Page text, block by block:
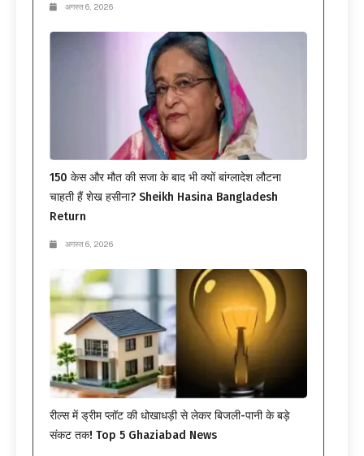
अगस्त 6, 2026
150 केस और मौत की सजा के बाद भी क्यों बांग्लादेश लौटना
चाहती हैं शेख हसीना? Sheikh Hasina Bangladesh
Return
अगस्त 6, 2026
रील्स में ड्रीम प्लॉट की धोखाधड़ी से लेकर बिजली-पानी के बड़े
संकट तक! Top 5 Ghaziabad News